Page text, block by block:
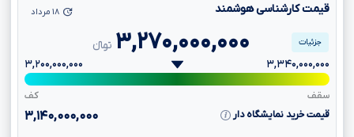
قیمت کارشناسی هوشمند
۳,۲۷۰,۰۰۰,۰۰۰ تومانءءء
۱۸ مرداد
جزئیات
۳,۳۴۰,۰۰۰,۰۰۰ ۳,۲۰۰,۰۰۰,۰۰۰
سقف
کف
قیمت خرید نمایشگاه دار
۳,۱۴۰,۰۰۰,۰۰۰